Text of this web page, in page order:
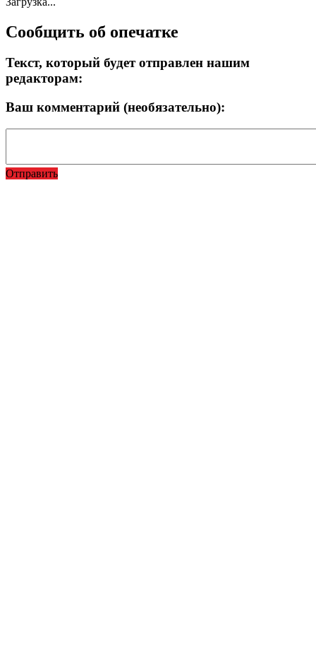
Сообщить об опечатке
Текст, который будет отправлен нашим
редакторам:
Ваш комментарий (необязательно):
Отправить